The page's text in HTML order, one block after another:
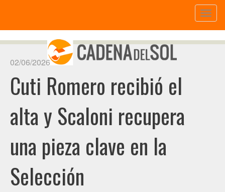
02/06/2026
Cuti Romero recibió el
alta y Scaloni recupera
una pieza clave en la
Selección